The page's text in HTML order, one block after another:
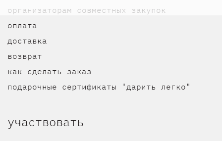
организаторам совместных закупок
оплата
доставка
возврат
как сделать заказ
подарочные сертификаты "дарить легко"
участвовать